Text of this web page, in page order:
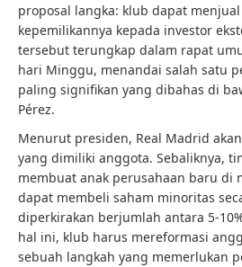
proposal langka: klub dapat
kepemilikannya kepada investor
tersebut terungkap dalam rapat
hari Minggu, menandai salah satu
paling signifikan yang dibahas di
Pérez.
Menurut presiden, Real Madrid
yang dimiliki anggota. Sebaliknya,
membuat anak perusahaan baru di
dapat membeli saham minoritas
diperkirakan berjumlah antara 5-
hal ini, klub harus mereformasi
sebuah langkah yang memerlukan